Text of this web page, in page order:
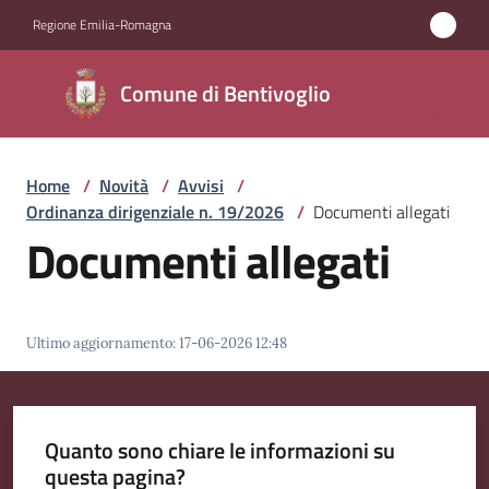
Regione Emilia-Romagna
Comune di Bentivoglio
Comune di
Bentivoglio
Amministrazione
Novità
Menu selezionato
Vivere
Bentivoglio
Home / Novità / Avvisi /
Ordinanza dirigenziale n. 19/2026 / Documenti allegati
Documenti allegati
Ultimo aggiornamento:17-06-2026 12:48
Quanto sono chiare le informazioni su
questa pagina?